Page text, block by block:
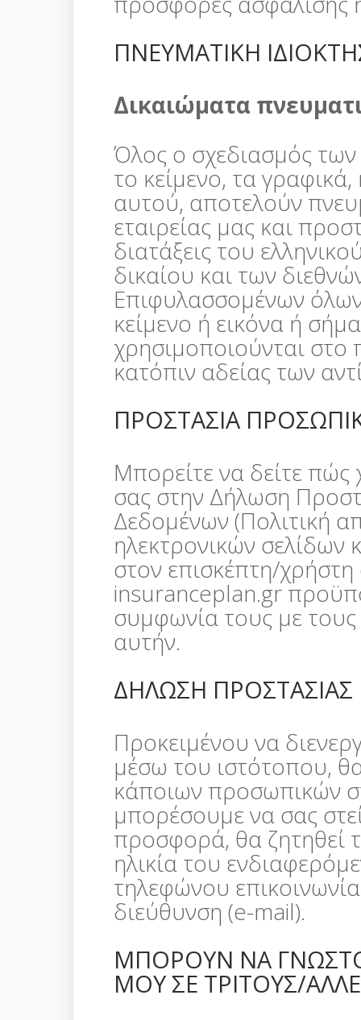
ΠΝΕΥΜΑΤΙΚΗ
Δικαιώματα
Όλος ο σχεδιασμός
το κείμενο, τα γραφικά,
αυτού, αποτελούν
εταιρείας μας και
διατάξεις του
δικαίου και των
Επιφυλασσομένων
κείμενο ή εικόνα ή
χρησιμοποιούνται
κατόπιν αδείας των
ΠΡΟΣΤΑΣΙΑ
Μπορείτε να δείτε πώς
σας στην Δήλωση
Δεδομένων (Πολιτική
ηλεκτρονικών
στον επισκέπτη/
insuranceplan.gr
συμφωνία τους με
αυτήν.
ΔΗΛΩΣΗ
Προκειμένου να
μέσω του ιστότοπου,
κάποιων προσωπικών
μπορέσουμε να σας
προσφορά, θα ζητηθεί
ηλικία του
τηλεφώνου
διεύθυνση (e-mail).
ΜΠΟΡΟΥΝ ΝΑ
ΜΟΥ ΣΕ ΤΡΙΤΟΥΣ/